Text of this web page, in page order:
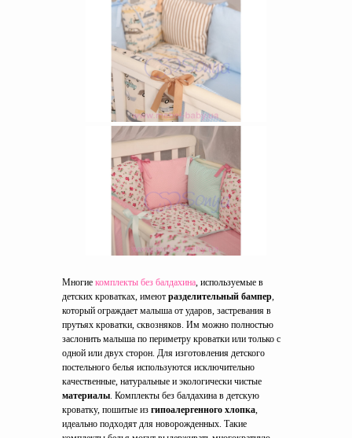
Многие комплекты без балдахина, используемые в
детских кроватках, имеют разделительный бампер,
который ограждает малыша от ударов, застревания в
прутьях кроватки, сквозняков. Им можно полностью
заслонить малыша по периметру кроватки или только с
одной или двух сторон. Для изготовления детского
постельного белья используются исключительно
качественные, натуральные и экологически чистые
материалы. Комплекты без балдахина в детскую
кроватку, пошитые из гипоалергенного хлопка,
идеально подходят для новорожденных. Такие